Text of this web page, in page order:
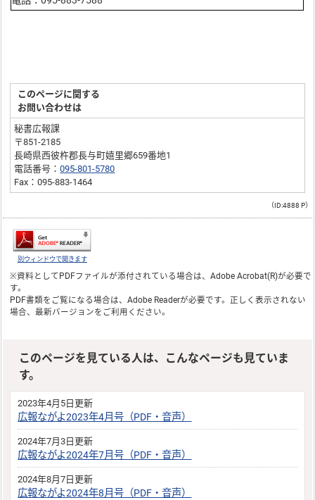
このページに関する
お問い合わせは
秘書広報課
〒851-2185
長崎県西彼杵郡長与町嬉里郷659番地1
電話番号：095-801-5780
Fax：095-883-1464
（ID:4888 P）
別ウィンドウで開きます
※資料としてPDFファイルが添付されている場合は、Adobe Acrobat(R)が必要で
す。
PDF書類をご覧になる場合は、Adobe Readerが必要です。正しく表示されない
場合、最新バージョンをご利用ください。
このページを見ている人は、こんなページも見ていま
す。
2023年4月5日更新
広報ながよ2023年4月号（PDF・音声）
2024年7月3日更新
広報ながよ2024年7月号（PDF・音声）
2024年8月7日更新
広報ながよ2024年8月号（PDF・音声）